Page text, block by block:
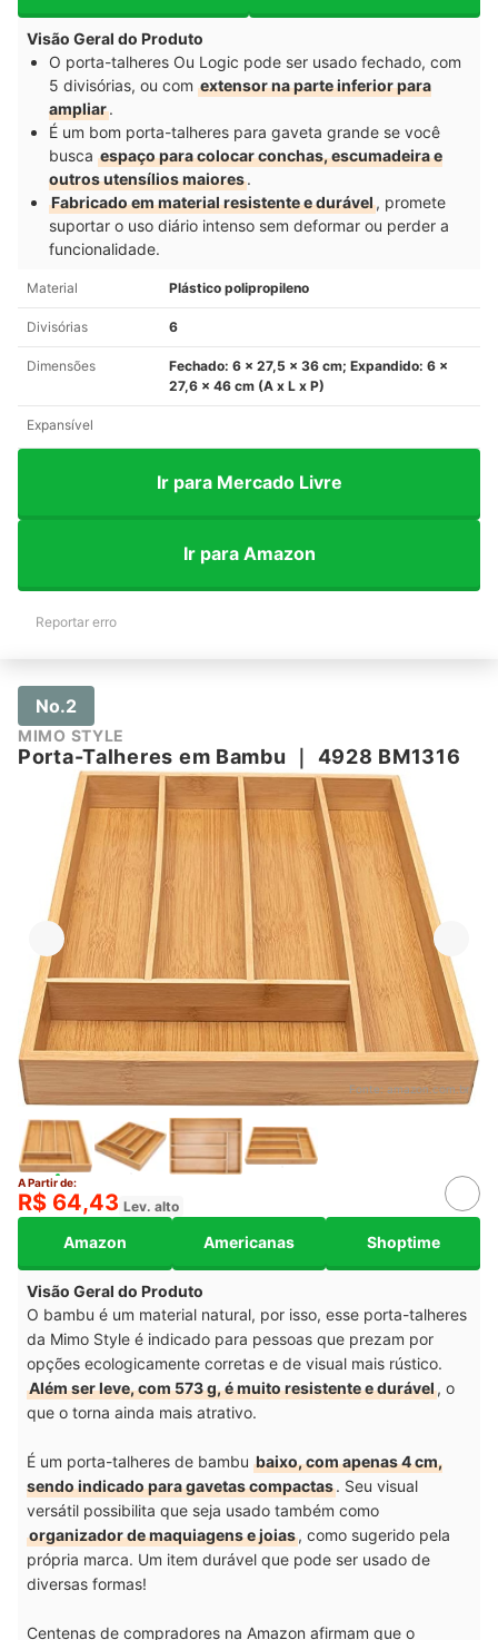
Visão Geral do Produto
O porta-talheres Ou Logic pode ser usado fechado, com
5 divisórias, ou com extensor na parte inferior para
ampliar.
É um bom porta-talheres para gaveta grande se você
busca espaço para colocar conchas, escumadeira e
outros utensílios maiores.
Fabricado em material resistente e durável, promete
suportar o uso diário intenso sem deformar ou perder a
funcionalidade.
Material Plástico polipropileno
Divisórias 6
Dimensões
Fechado: 6 x 27,5 x 36 cm; Expandido: 6 x
27,6 x 46 cm (A x L x P)
Expansível
Ir para Mercado Livre
Ir para Amazon
Reportar erro
No.2
MIMO STYLE
Porta-Talheres em Bambu 4928 BM1316
Fonte: amazon.com.br
A Partir de:
R$ 64,43 Lev. alto
Amazon Americanas Shoptime
Visão Geral do Produto
O bambu é um material natural, por isso, esse porta-talheres
da Mimo Style é indicado para pessoas que prezam por
opções ecologicamente corretas e de visual mais rústico.
Além ser leve, com 573 g, é muito resistente e durável, o
que o torna ainda mais atrativo.
É um porta-talheres de bambu baixo, com apenas 4 cm,
sendo indicado para gavetas compactas. Seu visual
versátil possibilita que seja usado também como
organizador de maquiagens e joias, como sugerido pela
própria marca. Um item durável que pode ser usado de
diversas formas!
Centenas de compradores na Amazon afirmam que o